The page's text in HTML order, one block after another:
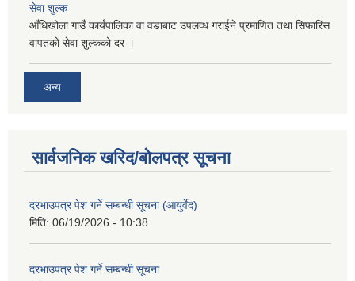
सेवा शुल्क
आँधिखोला गाउँ कार्यपालिका वा वडाबाट उपलव्ध गराईने प्रमाणित तथा सिफारिस
वापतको सेवा शुल्कको दर ।
अन्य
सार्वजनिक खरिद/बोलपत्र सूचना
दरभाउपत्र पेश गर्ने सम्बन्धी सूचना (आयुर्वेद)
मिति: 06/19/2026 - 10:38
दरभाउपत्र पेश गर्ने सम्बन्धी सूचना